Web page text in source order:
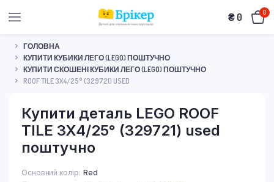
₴ 0 0
ГОЛОВНА
КУПИТИ КУБИКИ ЛЕГО (LEGO) ПОШТУЧНО
КУПИТИ СКОШЕНІ КУБИКИ ЛЕГО (LEGO) ПОШТУЧНО
ROOF TILE 3X4/25° (329721) USED
Купити деталь LEGO ROOF
TILE 3X4/25° (329721) used
поштучно
Основний колір Red